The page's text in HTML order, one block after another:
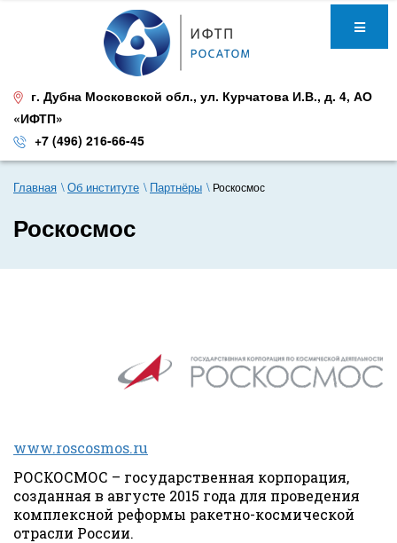
г. Дубна Московской обл., ул. Курчатова И.В., д. 4, АО
«ИФТП»
+7 (496) 216-66-45
Главная Об институте Партнёры Роскосмос
Роскосмос
www.roscosmos.ru
РОСКОСМОС – государственная корпорация,
созданная в августе 2015 года для проведения
комплексной реформы ракетно-космической
отрасли России.